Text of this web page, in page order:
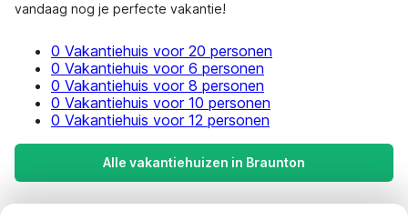
vandaag nog je perfecte vakantie!
0 Vakantiehuis voor 20 personen
0 Vakantiehuis voor 6 personen
0 Vakantiehuis voor 8 personen
0 Vakantiehuis voor 10 personen
0 Vakantiehuis voor 12 personen
Alle vakantiehuizen in Braunton